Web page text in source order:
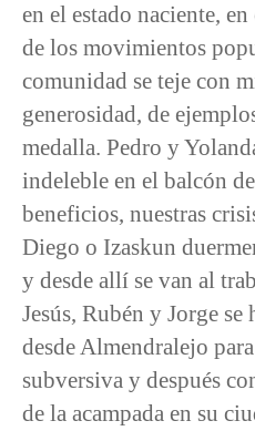
en el estado naciente,
de los movimientos
comunidad se teje con
generosidad, de
medalla. Pedro y
indeleble en el balcón
beneficios, nuestras
Diego o Izaskun
y desde allí se van al
Jesús, Rubén y Jorge se
desde Almendralejo
subversiva y después
de la acampada en su